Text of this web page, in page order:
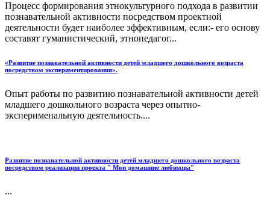
Процесс формирования этнокультурного подхода в развитии
познавательной активности посредством проектной
деятельности будет наиболее эффективным, если:- его основу
составят гуманистический, этнопедагог...
«Развитие познавательной активности детей младшего дошкольного возраста
посредством экспериментирования».
Опыт работы по развитию познавательной активности детей
младшего дошкольного возраста через опытно-
эксперименальную деятельность....
Развитие познавательной активности детей младшего дошкольного возраста
посредством реализации проекта " Мои домашние любимцы"
...